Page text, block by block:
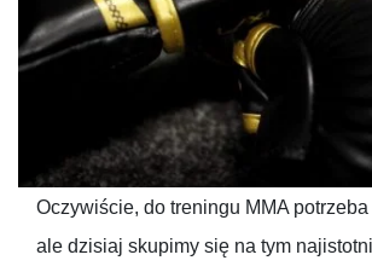
Oczywiście, do treningu MMA
ale dzisiaj skupimy się na tym